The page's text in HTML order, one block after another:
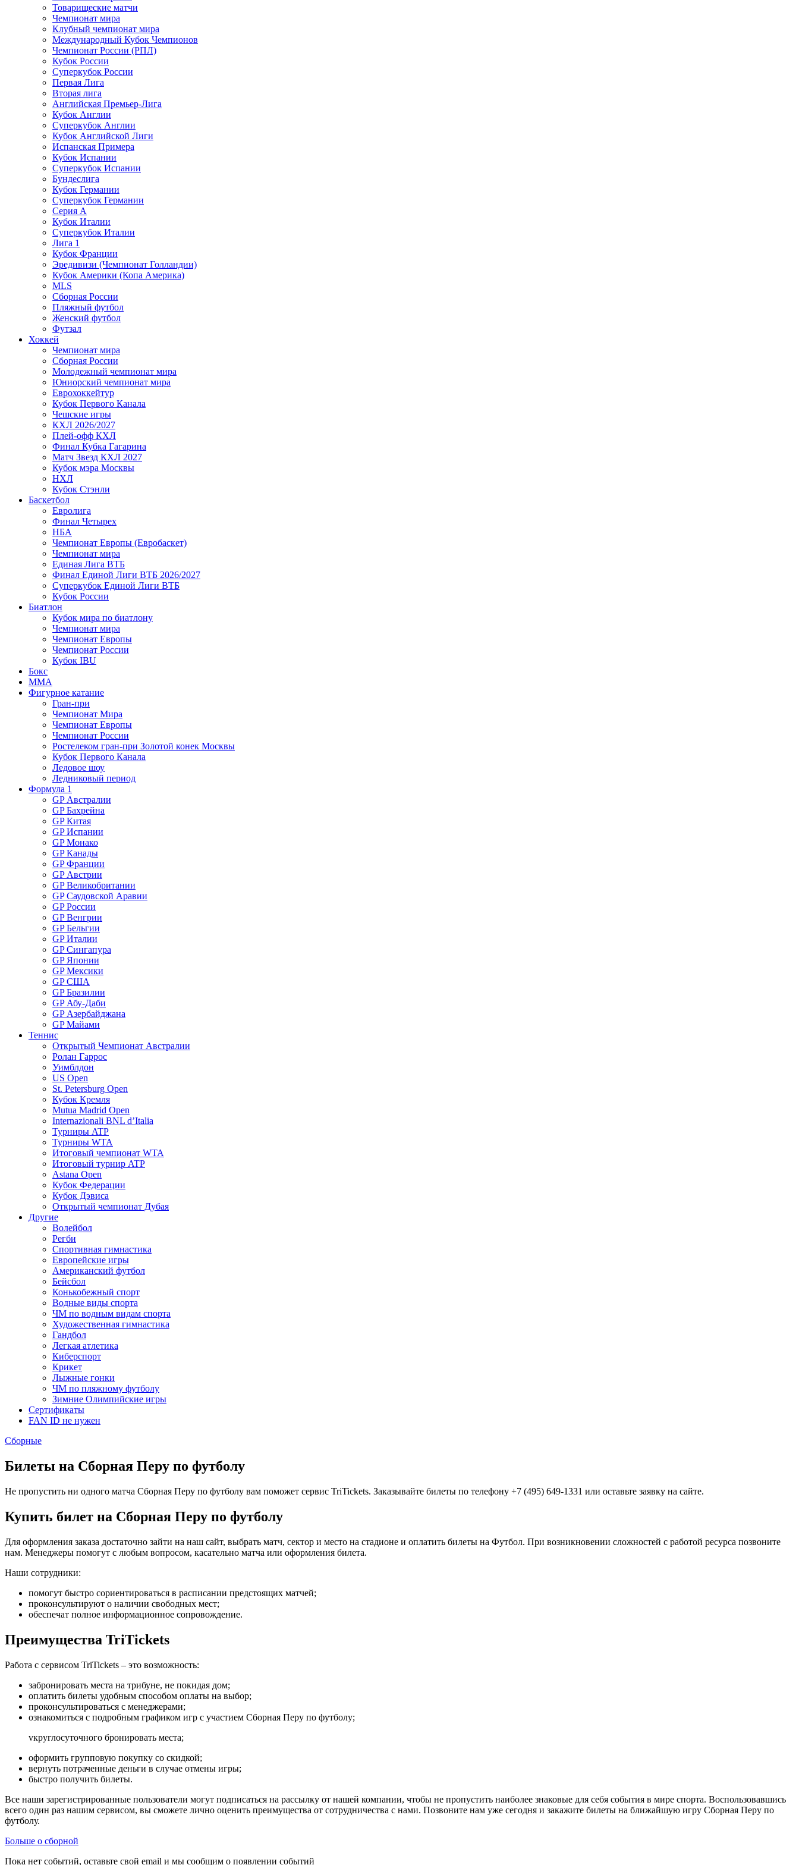
Товарищеские матчи
Чемпионат мира
Клубный чемпионат мира
Международный Кубок Чемпионов
Чемпионат России (РПЛ)
Кубок России
Суперкубок России
Первая Лига
Вторая лига
Английская Премьер-Лига
Кубок Англии
Суперкубок Англии
Кубок Английской Лиги
Испанская Примера
Кубок Испании
Суперкубок Испании
Бундеслига
Кубок Германии
Суперкубок Германии
Серия А
Кубок Италии
Суперкубок Италии
Лига 1
Кубок Франции
Эредивизи (Чемпионат Голландии)
Кубок Америки (Копа Америка)
MLS
Сборная России
Пляжный футбол
Женский футбол
Футзал
Хоккей
Чемпионат мира
Сборная России
Молодежный чемпионат мира
Юниорский чемпионат мира
Еврохоккейтур
Кубок Первого Канала
Чешские игры
КХЛ 2026/2027
Плей-офф КХЛ
Финал Кубка Гагарина
Матч Звезд КХЛ 2027
Кубок мэра Москвы
НХЛ
Кубок Стэнли
Баскетбол
Евролига
Финал Четырех
НБА
Чемпионат Европы (Евробаскет)
Чемпионат мира
Единая Лига ВТБ
Финал Единой Лиги ВТБ 2026/2027
Суперкубок Единой Лиги ВТБ
Кубок России
Биатлон
Кубок мира по биатлону
Чемпионат мира
Чемпионат Европы
Чемпионат России
Кубок IBU
Бокс
MMA
Фигурное катание
Гран-при
Чемпионат Мира
Чемпионат Европы
Чемпионат России
Ростелеком гран-при Золотой конек Москвы
Кубок Первого Канала
Ледовое шоу
Ледниковый период
Формула 1
GP Австралии
GP Бахрейна
GP Китая
GP Испании
GP Монако
GP Канады
GP Франции
GP Австрии
GP Великобритании
GP Саудовской Аравии
GP России
GP Венгрии
GP Бельгии
GP Италии
GP Сингапура
GP Японии
GP Мексики
GP США
GP Бразилии
GP Абу-Даби
GP Азербайджана
GP Майами
Теннис
Открытый Чемпионат Австралии
Ролан Гаррос
Уимблдон
US Open
St. Petersburg Open
Кубок Кремля
Mutua Madrid Open
Internazionali BNL d’Italia
Турниры ATP
Турниры WTA
Итоговый чемпионат WTA
Итоговый турнир ATP
Astana Open
Кубок Федерации
Кубок Дэвиса
Открытый чемпионат Дубая
Другие
Волейбол
Регби
Спортивная гимнастика
Европейские игры
Американский футбол
Бейсбол
Конькобежный спорт
Водные виды спорта
ЧМ по водным видам спорта
Художественная гимнастика
Гандбол
Легкая атлетика
Киберспорт
Крикет
Лыжные гонки
ЧМ по пляжному футболу
Зимние Олимпийские игры
Сертификаты
FAN ID не нужен
Сборные
Билеты на Сборная Перу по футболу
Не пропустить ни одного матча Сборная Перу по футболу вам поможет сервис TriTickets. Заказывайте билеты по телефону +7 (495) 649-1331 или оставьте заявку на сайте.
Купить билет на Сборная Перу по футболу
Для оформления заказа достаточно зайти на наш сайт, выбрать матч, сектор и место на стадионе и оплатить билеты на Футбол. При возникновении сложностей с работой ресурса позвоните
нам. Менеджеры помогут с любым вопросом, касательно матча или оформления билета.
Наши сотрудники:
помогут быстро сориентироваться в расписании предстоящих матчей;
проконсультируют о наличии свободных мест;
обеспечат полное информационное сопровождение.
Преимущества TriTickets
Работа с сервисом TriTickets – это возможность:
забронировать места на трибуне, не покидая дом;
оплатить билеты удобным способом оплаты на выбор;
проконсультироваться с менеджерами;
ознакомиться с подробным графиком игр с участием Сборная Перу по футболу;
vкруглосуточного бронировать места;
оформить групповую покупку со скидкой;
вернуть потраченные деньги в случае отмены игры;
быстро получить билеты.
Все наши зарегистрированные пользователи могут подписаться на рассылку от нашей компании, чтобы не пропустить наиболее знаковые для себя события в мире спорта. Воспользовавшись
всего один раз нашим сервисом, вы сможете лично оценить преимущества от сотрудничества с нами. Позвоните нам уже сегодня и закажите билеты на ближайшую игру Сборная Перу по
футболу.
Больше о сборной
Пока нет событий, оставьте свой email и мы сообщим о появлении событий